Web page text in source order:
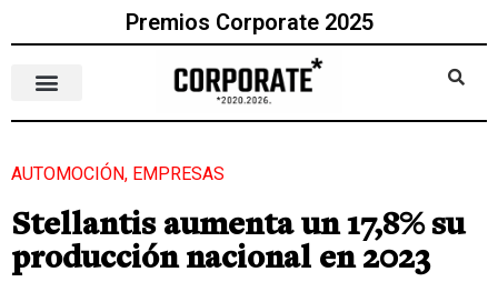
Premios Corporate 2025
AUTOMOCIÓN, EMPRESAS
Stellantis aumenta un 17,8% su
producción nacional en 2023